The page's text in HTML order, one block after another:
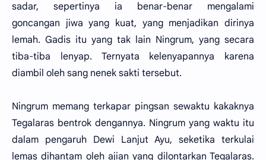
sadar, sepertinya ia benar-benar mengalami
goncangan jiwa yang kuat, yang menjadikan dirinya
lemah. Gadis itu yang tak lain Ningrum, yang secara
tiba-tiba lenyap. Ternyata kelenyapannya karena
diambil oleh sang nenek sakti tersebut.
Ningrum memang terkapar pingsan sewaktu kakaknya
Tegalaras bentrok dengannya. Ningrum yang waktu itu
dalam pengaruh Dewi Lanjut Ayu, seketika terkulai
lemas dihantam oleh ajian yang dilontarkan Tegalaras.